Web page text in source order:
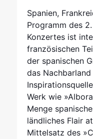
Spanien,
Programm des
Konzertes ist
französischen
der spanischen
das
Werk wie
Menge
ländliches Flair
Mittelsatz des